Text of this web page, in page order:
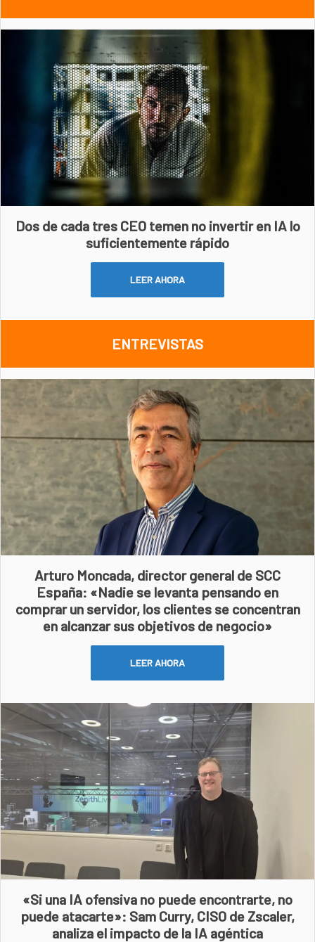
Dos de cada tres CEO temen no invertir en IA lo
suficientemente rápido
LEER AHORA
ENTREVISTAS
Arturo Moncada, director general de SCC
España: «Nadie se levanta pensando en
comprar un servidor, los clientes se concentran
en alcanzar sus objetivos de negocio»
LEER AHORA
«Si una IA ofensiva no puede encontrarte, no
puede atacarte»: Sam Curry, CISO de Zscaler,
analiza el impacto de la IA agéntica